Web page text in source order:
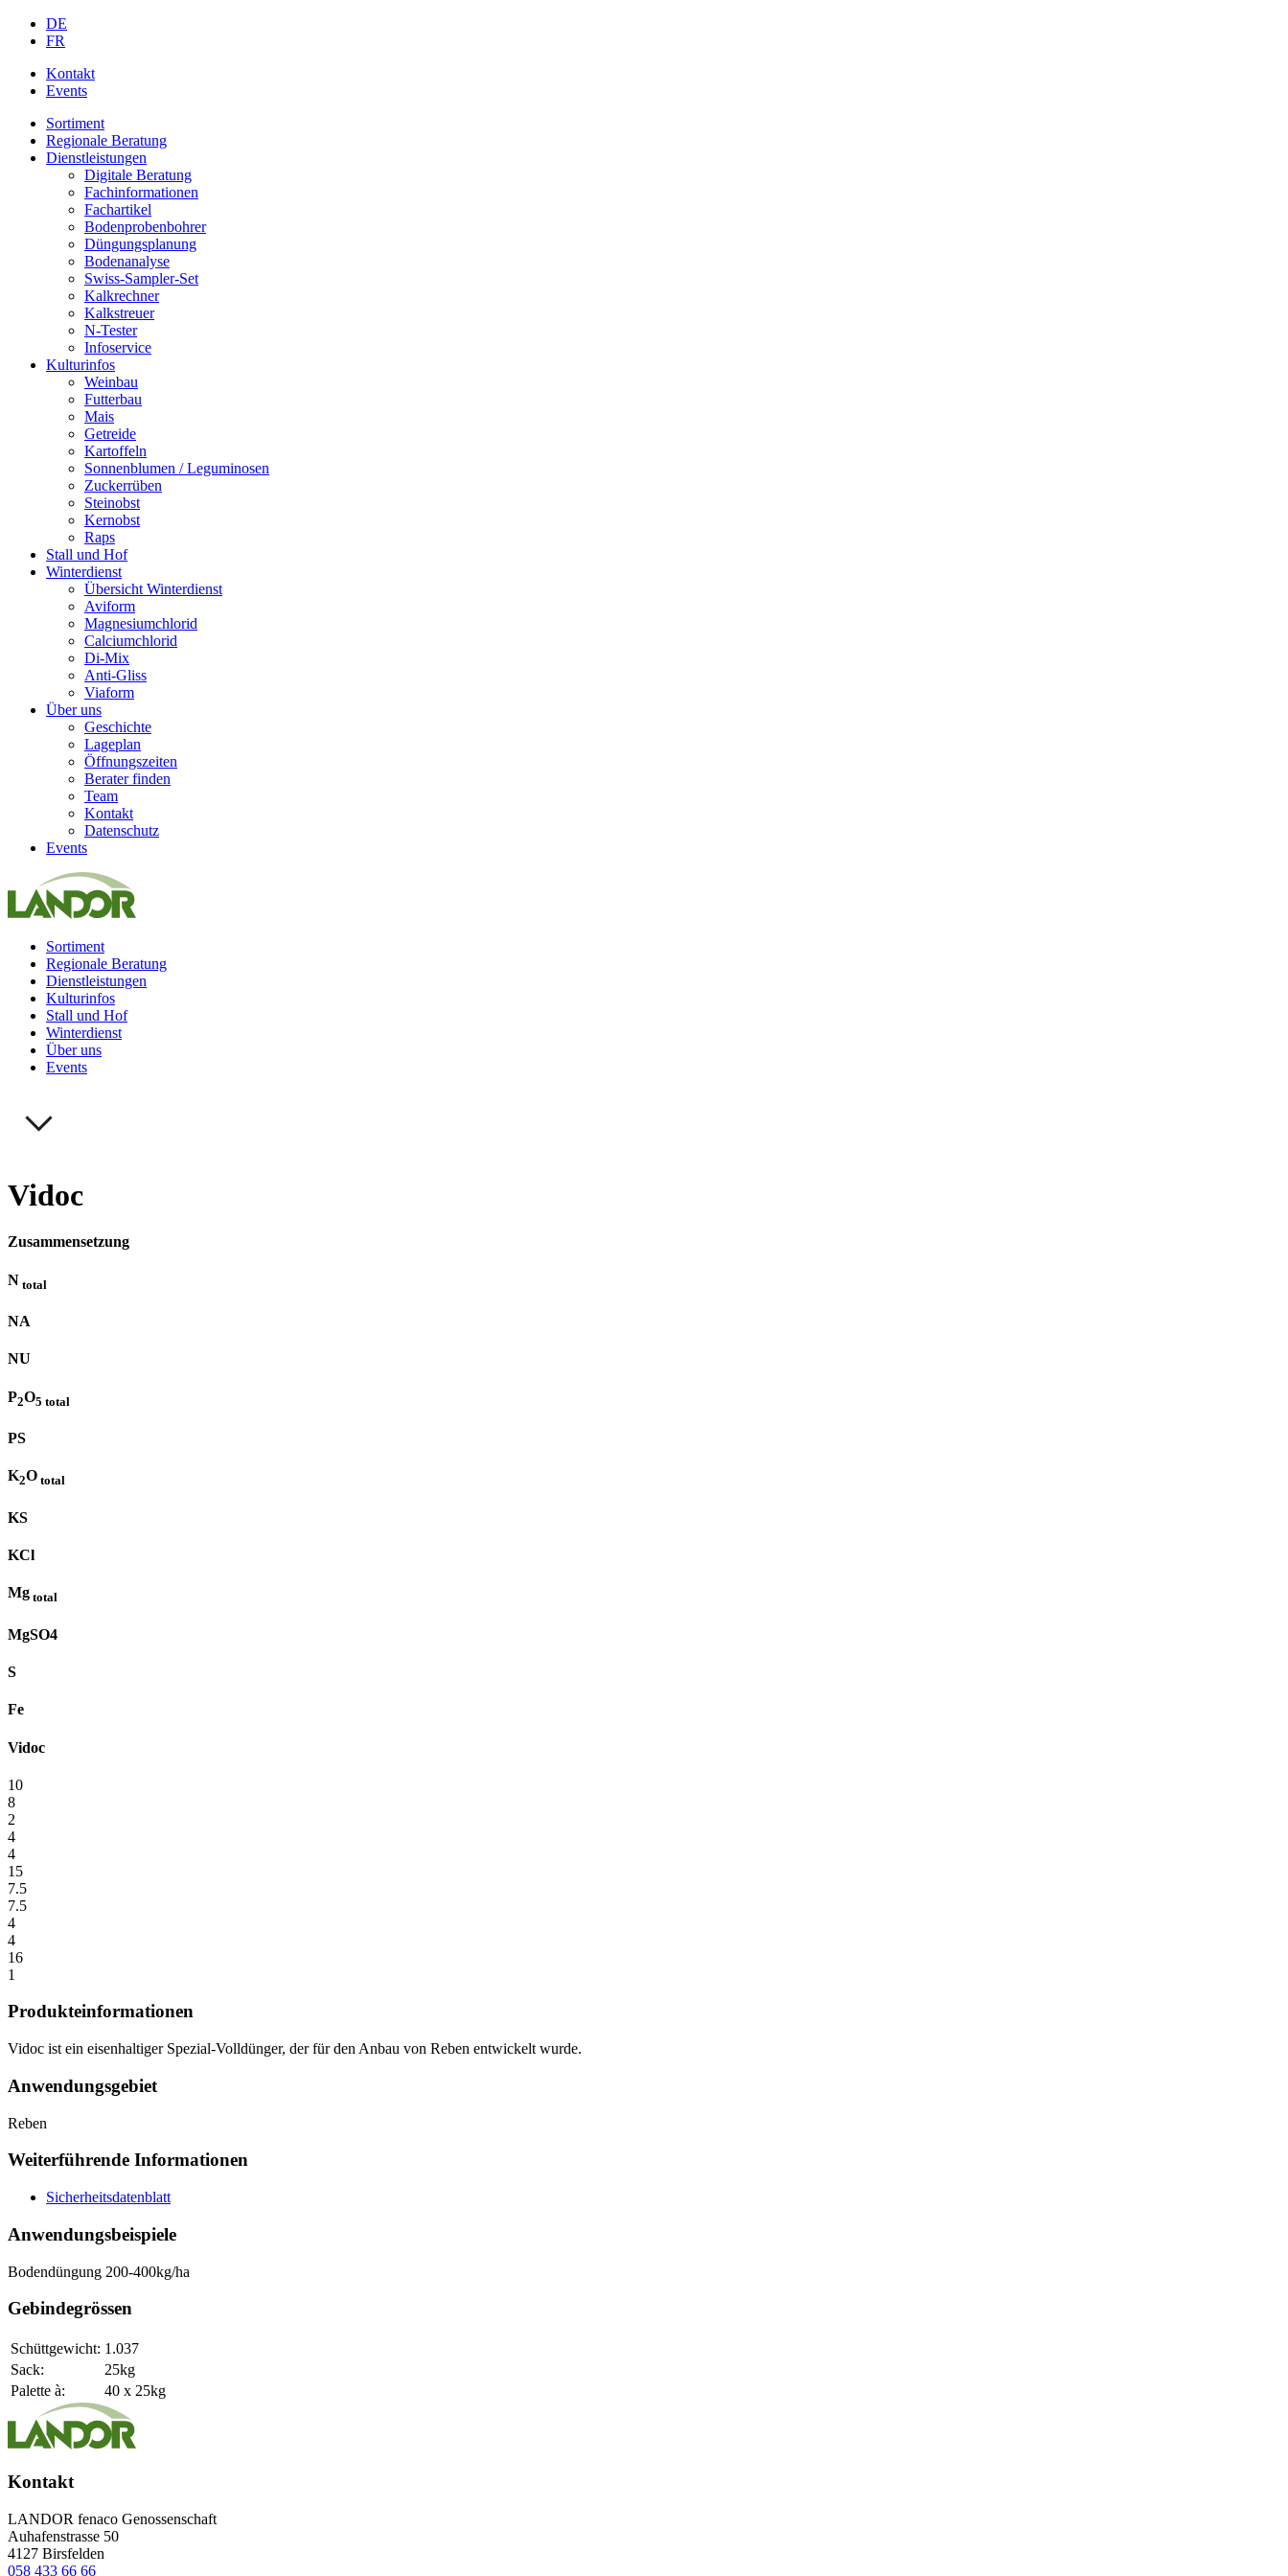
DE
FR
Kontakt
Events
Sortiment
Regionale Beratung
Dienstleistungen
Digitale Beratung
Fachinformationen
Fachartikel
Bodenprobenbohrer
Düngungsplanung
Bodenanalyse
Swiss-Sampler-Set
Kalkrechner
Kalkstreuer
N-Tester
Infoservice
Kulturinfos
Weinbau
Futterbau
Mais
Getreide
Kartoffeln
Sonnenblumen / Leguminosen
Zuckerrüben
Steinobst
Kernobst
Raps
Stall und Hof
Winterdienst
Übersicht Winterdienst
Aviform
Magnesiumchlorid
Calciumchlorid
Di-Mix
Anti-Gliss
Viaform
Über uns
Geschichte
Lageplan
Öffnungszeiten
Berater finden
Team
Kontakt
Datenschutz
Events
Sortiment
Regionale Beratung
Dienstleistungen
Kulturinfos
Stall und Hof
Winterdienst
Über uns
Events
Vidoc
Zusammensetzung
N total
NA
NU
P2O5 total
PS
K2O total
KS
KCl
Mg total
MgSO4
S
Fe
Vidoc
10
8
2
4
4
15
7.5
7.5
4
4
16
1
Produkteinformationen
Vidoc ist ein eisenhaltiger Spezial-Volldünger, der für den Anbau von Reben entwickelt wurde.
Anwendungsgebiet
Reben
Weiterführende Informationen
Sicherheitsdatenblatt
Anwendungsbeispiele
Bodendüngung 200-400kg/ha
Gebindegrössen
Schüttgewicht: 1.037
Sack:
25kg
Palette à:
40 x 25kg
Kontakt
LANDOR fenaco Genossenschaft
Auhafenstrasse 50
4127 Birsfelden
058 433 66 66